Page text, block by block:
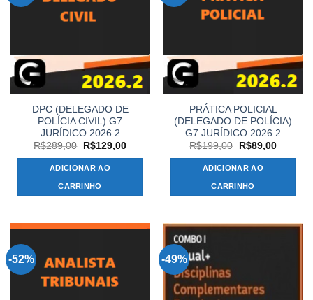
DPC (DELEGADO DE
POLÍCIA CIVIL) G7
JURÍDICO 2026.2
R$289,00
O
original
era:
R$289,00.
R$129,00O
ADICIONAR AO
CARRINHO
PRÁTICA POLICIAL
(DELEGADO DE POLÍCIA)
G7 JURÍDICO 2026.2
R$199,00
O
original
era:
R$199,00.
R$89,00O
ADICIONAR AO
CARRINHO
-52% -49%